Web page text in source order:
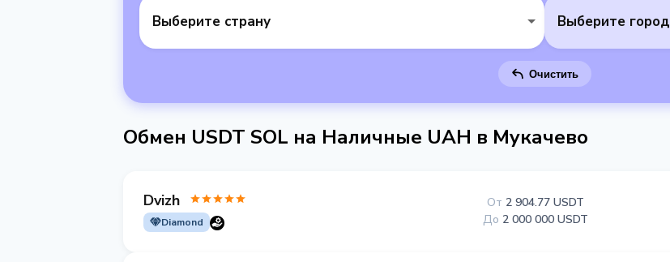
Выберите страну Выберите город
Очистить
Обмен USDT SOL на Наличные UAH в Мукачево
Dvizh
Diamond
От 2 904.77 USDT
До 2 000 000 USDT